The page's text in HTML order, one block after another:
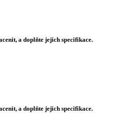
a doplňte jejich specifikace.
a doplňte jejich specifikace.